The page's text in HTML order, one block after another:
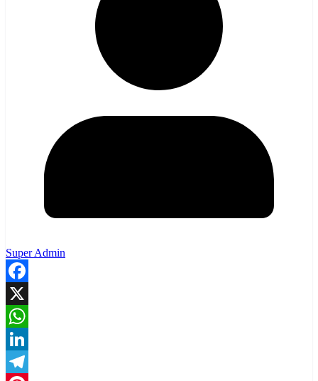
Super Admin
Facebook
X
WhatsApp
LinkedIn